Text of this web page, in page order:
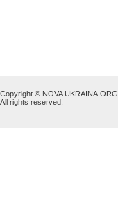
Copyright © NOVA UKRAINA.ORG
All rights reserved.